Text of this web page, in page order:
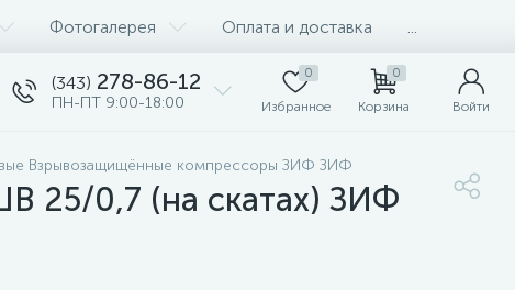
Фотогалерея Оплата и доставка
(343) 278-86-12
ПН-ПТ 9:00-18:00
0
Избранное
0
Корзина Войти
Взрывозащищённые компрессоры ЗИФ ЗИФ
25/0,7 (на скатах) ЗИФ